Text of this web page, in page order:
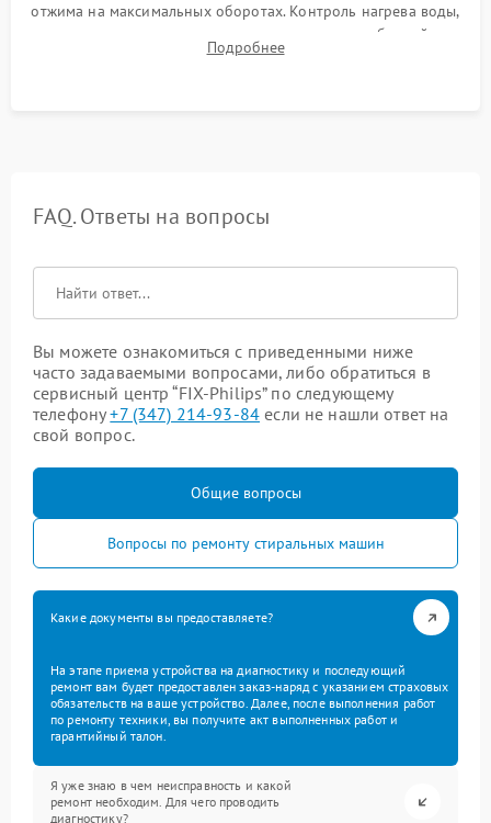
отжима на максимальных оборотах. Контроль нагрева воды,
корректности слива, отсутствия излишних вибраций,
посторонних стуков и протечек под корпусом.
Подробнее
FAQ. Ответы на вопросы
Вы можете ознакомиться с приведенными ниже
часто задаваемыми вопросами, либо обратиться в
сервисный центр “FIX-Philips” по следующему
телефону+7 (347) 214-93-84 если не нашли ответ на
свой вопрос.
Общие вопросы
Вопросы по ремонту стиральных машин
Какие документы вы предоставляете?
На этапе приема устройства на диагностику и последующий
ремонт вам будет предоставлен заказ-наряд с указанием страховых
обязательств на ваше устройство. Далее, после выполнения работ
по ремонту техники, вы получите акт выполненных работ и
гарантийный талон.
Я уже знаю в чем неисправность и какой
ремонт необходим. Для чего проводить
диагностику?